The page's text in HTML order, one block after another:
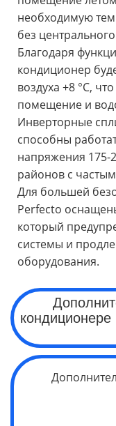
необходимую
без
Благодаря
кондиционер
воздуха +8 °С,
помещение и
Инверторные
способны
напряжения 175-
районов с
Для большей
Perfecto
который
системы и
оборудования.
кондиционере